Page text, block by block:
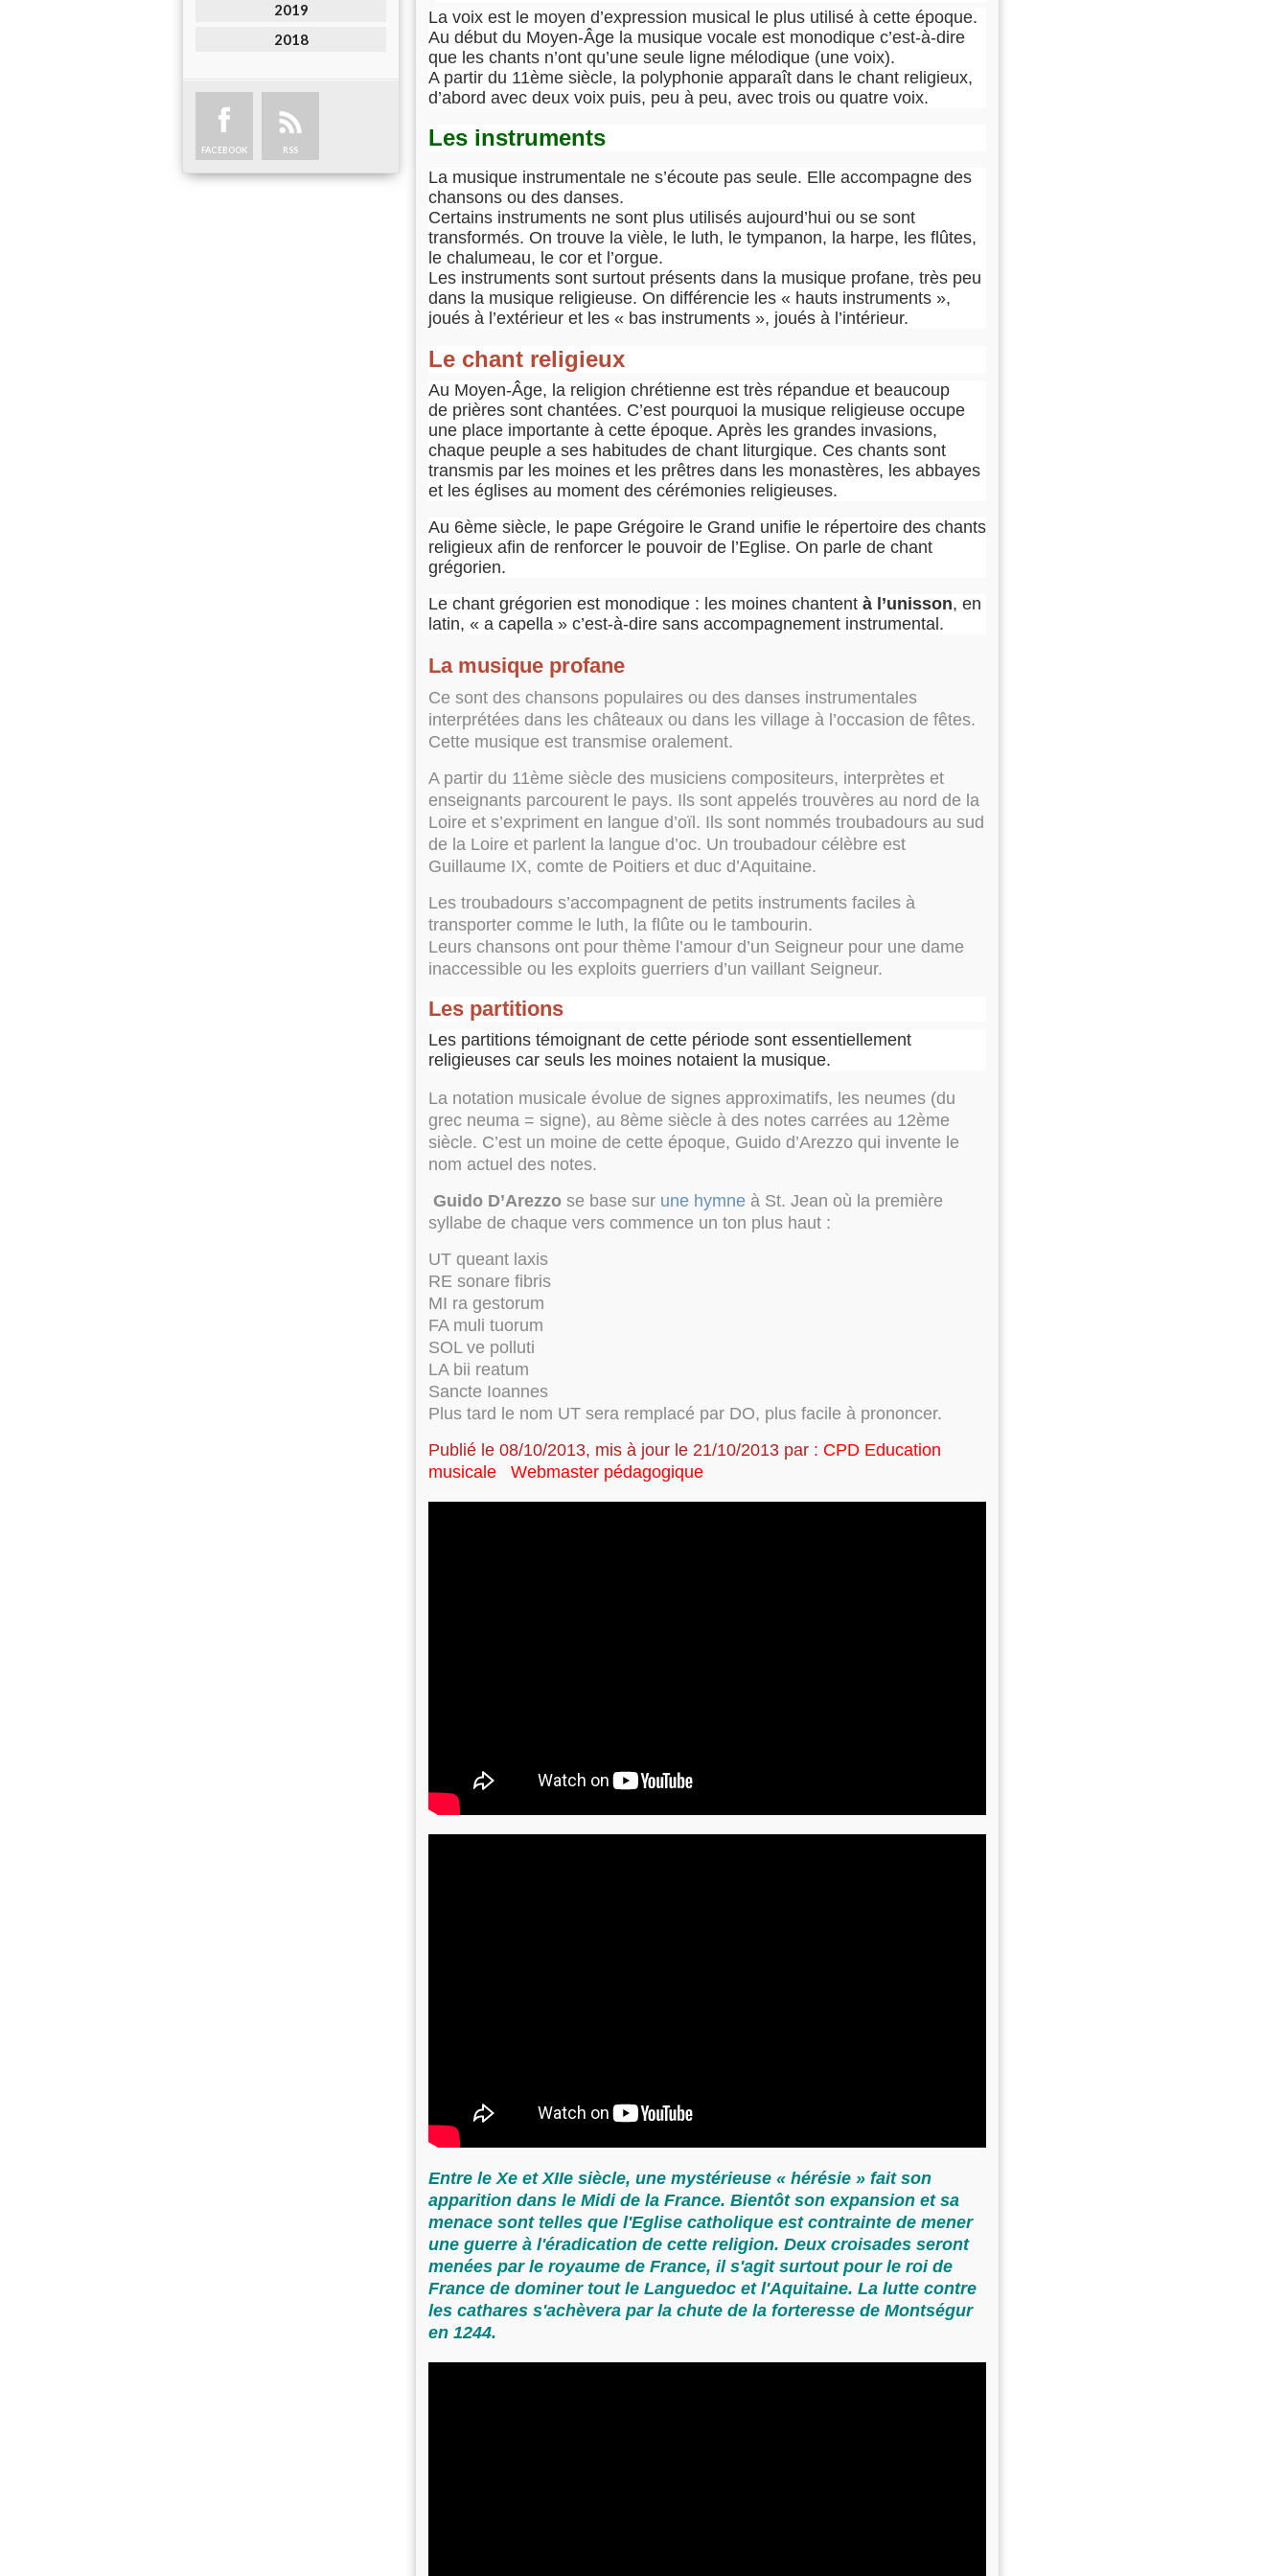
2019
2018
FACEBOOK RSS
La voix est le moyen d’expression musical le plus utilisé à cette époque.
Au début du Moyen-Âge la musique vocale est monodique c’est-à-dire
que les chants n’ont qu’une seule ligne mélodique (une voix).
A partir du 11ème siècle, la polyphonie apparaît dans le chant religieux,
d’abord avec deux voix puis, peu à peu, avec trois ou quatre voix.
Les instruments
La musique instrumentale ne s’écoute pas seule. Elle accompagne des
chansons ou des danses.
Certains instruments ne sont plus utilisés aujourd’hui ou se sont
transformés. On trouve la vièle, le luth, le tympanon, la harpe, les flûtes,
le chalumeau, le cor et l’orgue.
Les instruments sont surtout présents dans la musique profane, très peu
dans la musique religieuse. On différencie les « hauts instruments »,
joués à l’extérieur et les « bas instruments », joués à l’intérieur.
Le chant religieux
Au Moyen-Âge, la religion chrétienne est très répandue et beaucoup
de prières sont chantées. C’est pourquoi la musique religieuse occupe
une place importante à cette époque. Après les grandes invasions,
chaque peuple a ses habitudes de chant liturgique. Ces chants sont
transmis par les moines et les prêtres dans les monastères, les abbayes
et les églises au moment des cérémonies religieuses.
Au 6ème siècle, le pape Grégoire le Grand unifie le répertoire des chants
religieux afin de renforcer le pouvoir de l’Eglise. On parle de chant
grégorien.
Le chant grégorien est monodique : les moines chantent à l’unisson, en
latin, « a capella » c’est-à-dire sans accompagnement instrumental.
La musique profane
Ce sont des chansons populaires ou des danses instrumentales
interprétées dans les châteaux ou dans les village à l’occasion de fêtes.
Cette musique est transmise oralement.
A partir du 11ème siècle des musiciens compositeurs, interprètes et
enseignants parcourent le pays. Ils sont appelés trouvères au nord de la
Loire et s’expriment en langue d’oïl. Ils sont nommés troubadours au sud
de la Loire et parlent la langue d’oc. Un troubadour célèbre est
Guillaume IX, comte de Poitiers et duc d’Aquitaine.
Les troubadours s’accompagnent de petits instruments faciles à
transporter comme le luth, la flûte ou le tambourin.
Leurs chansons ont pour thème l’amour d’un Seigneur pour une dame
inaccessible ou les exploits guerriers d’un vaillant Seigneur.
Les partitions
Les partitions témoignant de cette période sont essentiellement
religieuses car seuls les moines notaient la musique.
La notation musicale évolue de signes approximatifs, les neumes (du
grec neuma = signe), au 8ème siècle à des notes carrées au 12ème
siècle. C’est un moine de cette époque, Guido d’Arezzo qui invente le
nom actuel des notes.
Guido D’Arezzo se base sur une hymne à St. Jean où la première
syllabe de chaque vers commence un ton plus haut :
UT queant laxis
RE sonare fibris
MI ra gestorum
FA muli tuorum
SOL ve polluti
LA bii reatum
Sancte Ioannes
Plus tard le nom UT sera remplacé par DO, plus facile à prononcer.
Publié le 08/10/2013, mis à jour le 21/10/2013 par : CPD Education
musicale Webmaster pédagogique
Entre le Xe et XIIe siècle, une mystérieuse « hérésie » fait son
apparition dans le Midi de la France. Bientôt son expansion et sa
menace sont telles que l'Eglise catholique est contrainte de mener
une guerre à l'éradication de cette religion. Deux croisades seront
menées par le royaume de France, il s'agit surtout pour le roi de
France de dominer tout le Languedoc et l'Aquitaine. La lutte contre
les cathares s'achèvera par la chute de la forteresse de Montségur
en 1244.